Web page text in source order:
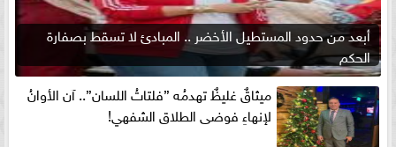
أبعد من حدود المستطيل الأخضر .. المبادئ لا تسقط بصفارة
الحكم
ميثاقٌ غليظٌ تهدمُه ”فلتاتُ اللسان”.. آن الأوانُ
لإنهاءِ فوضى الطلاق الشفهي!